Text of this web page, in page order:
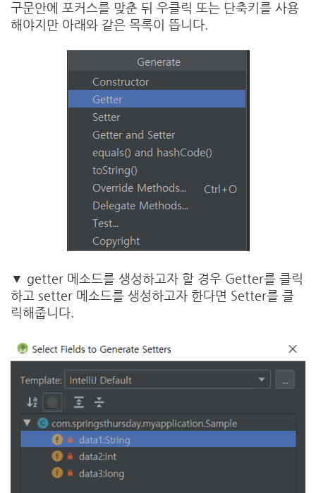
구문안에 포커스를 맞춘 뒤 우클릭 또는 단축키를 사용
해야지만 아래와 같은 목록이 뜹니다.
▼ getter 메소드를 생성하고자 할 경우 Getter를 클릭
하고 setter 메소드를 생성하고자 한다면 Setter를 클
릭해줍니다.